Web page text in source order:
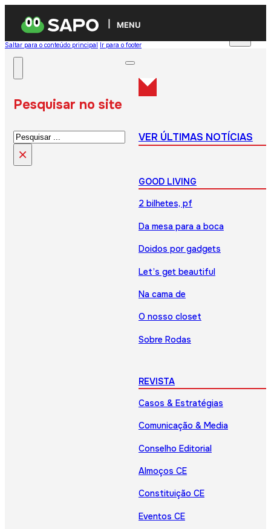
MENU
Saltar para o conteúdo principal Ir para o footer
Pesquisar no site
Pesquisar
×
VER ÚLTIMAS NOTÍCIAS
GOOD LIVING
2 bilhetes, pf
Da mesa para a boca
Doidos por gadgets
Let’s get beautiful
Na cama de
O nosso closet
Sobre Rodas
REVISTA
Casos & Estratégias
Comunicação & Media
Conselho Editorial
Almoços CE
Constituição CE
Eventos CE